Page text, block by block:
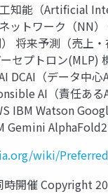
知能（Artificial
ットワーク（NN
将来予測（売上
セプトロン(MLP)
DCAI（データ中
AI（責任あ
IBM Watson
Gemini
wiki/
時開催 Copyright